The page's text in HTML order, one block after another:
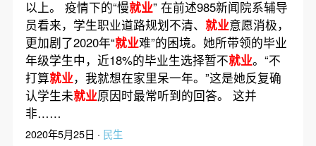
以上。 疫情下的“慢就业” 在前述985新闻院系辅导
员看来，学生职业道路规划不清、 就业意愿消极，
更加剧了2020年“就业难”的困境。她所带领的毕业
年级学生中，近18%的毕业生选择暂不就业。“不
打算就业，我就想在家里呆一年。”这是她反复确
认学生未就业原因时最常听到的回答。 这并
非……
2020年5月25日 · 民生